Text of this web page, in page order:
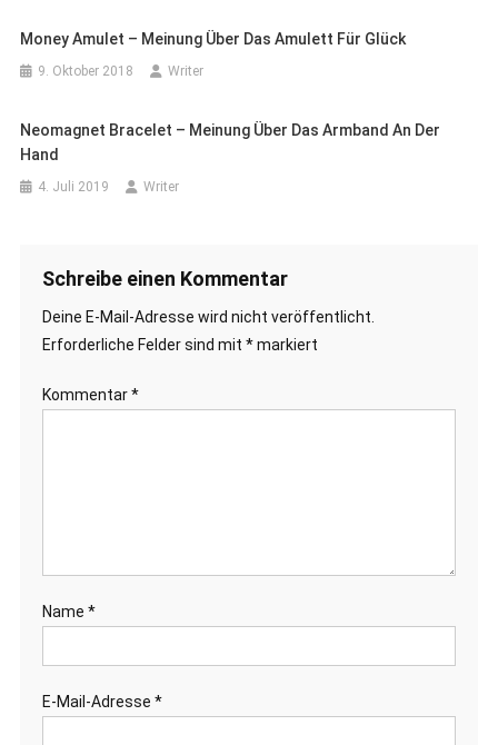
Money Amulet – Meinung Über Das Amulett Für Glück
9. Oktober 2018 Writer
Neomagnet Bracelet – Meinung Über Das Armband An Der
Hand
4. Juli 2019 Writer
Schreibe einen Kommentar
Deine E-Mail-Adresse wird nicht veröffentlicht.
Erforderliche Felder sind mit *markiert
Kommentar*
Name *
E-Mail-Adresse *